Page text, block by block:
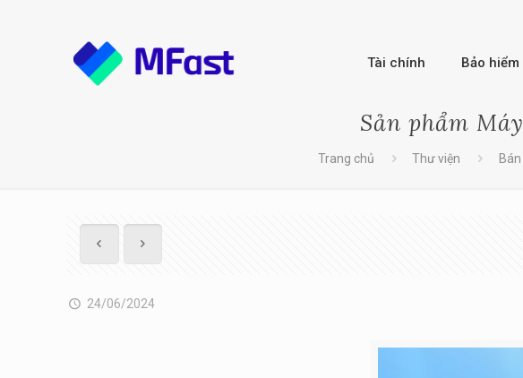
Tài chính Bảo hiểm
Sản phẩm
Trang chủ Thư viện
24/06/2024